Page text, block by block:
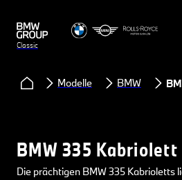
Classic
Modelle BMW
BMW 335
Die prächtigen BMW 335 Kabrioletts